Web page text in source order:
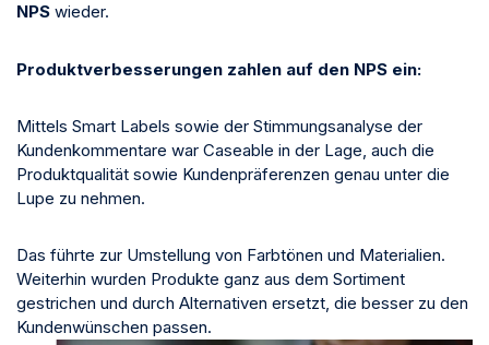
NPS wieder.
Produktverbesserungen zahlen auf den NPS ein:
Mittels Smart Labels sowie der Stimmungsanalyse der
Kundenkommentare war Caseable in der Lage, auch die
Produktqualität sowie Kundenpräferenzen genau unter die
Lupe zu nehmen.
Das führte zur Umstellung von Farbtönen und Materialien.
Weiterhin wurden Produkte ganz aus dem Sortiment
gestrichen und durch Alternativen ersetzt, die besser zu den
Kundenwünschen passen.